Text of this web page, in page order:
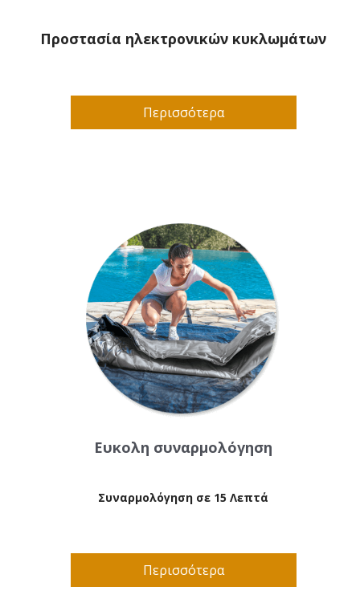
Προστασία ηλεκτρονικών κυκλωμάτων
Περισσότερα
Ευκολη συναρμολόγηση
Συναρμολόγηση σε 15 Λεπτά
Περισσότερα